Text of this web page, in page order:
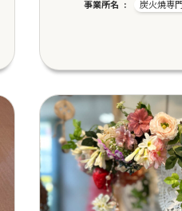
事業所名 炭火焼専